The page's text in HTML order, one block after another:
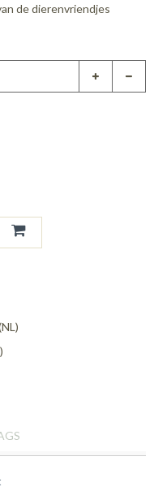
de dierenvriendjes